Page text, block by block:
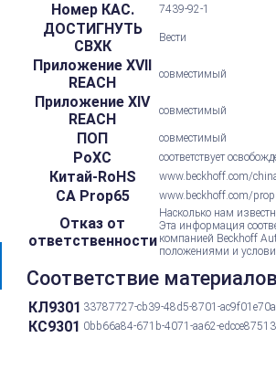
Номер КАС. 7439-92-1
ДОСТИГНУТЬ
СВХК
Вести
Приложение XVII
REACH
совместимый
Приложение XIV
REACH
совместимый
ПОП совместимый
РоХС соответствует
Китай-RoHS www.beckhoff.com/
CA Prop65 www.beckhoff.com/
Отказ от
ответственности
Насколько нам
Эта информация
компанией Beckhoff
положениями и
Соответствие
КЛ9301 33787727-cb39-48d5-8701-
КС9301 0bb66a84-671b-4071-aa62-